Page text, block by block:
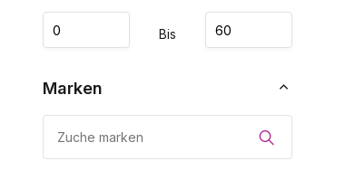
Bis
Marken